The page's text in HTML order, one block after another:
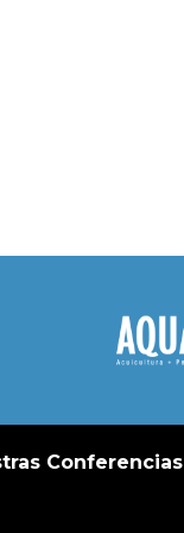
Conferencias